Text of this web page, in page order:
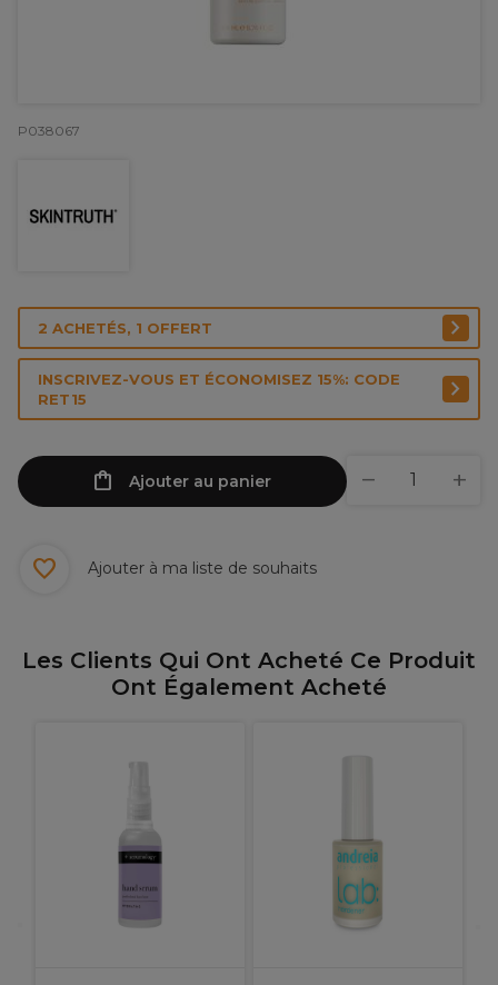
P038067
2 ACHETÉS, 1 OFFERT
INSCRIVEZ-VOUS ET ÉCONOMISEZ 15%: CODE
RET15
Ajouter au panier
Ajouter à ma liste de souhaits
Les Clients Qui Ont Acheté Ce Produit
Ont Également Acheté